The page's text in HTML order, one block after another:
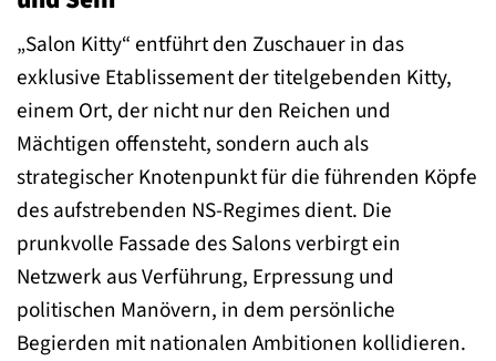
„Salon Kitty“ entführt den Zuschauer in das
exklusive Etablissement der titelgebenden Kitty,
einem Ort, der nicht nur den Reichen und
Mächtigen offensteht, sondern auch als
strategischer Knotenpunkt für die führenden Köpfe
des aufstrebenden NS-Regimes dient. Die
prunkvolle Fassade des Salons verbirgt ein
Netzwerk aus Verführung, Erpressung und
politischen Manövern, in dem persönliche
Begierden mit nationalen Ambitionen kollidieren.